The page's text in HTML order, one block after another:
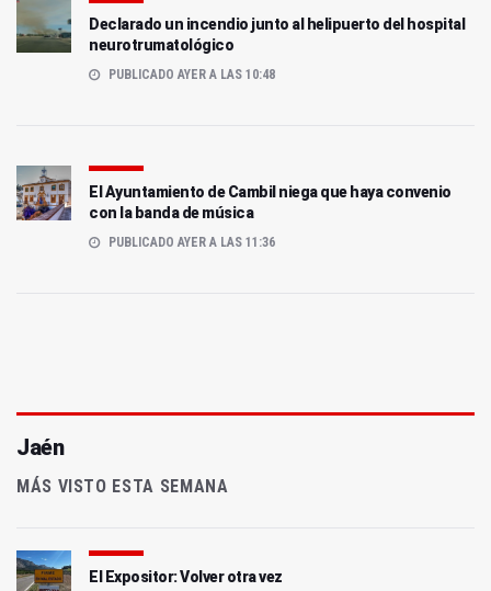
Declarado un incendio junto al helipuerto del hospital
neurotrumatológico
PUBLICADO AYER A LAS 10:48
El Ayuntamiento de Cambil niega que haya convenio
con la banda de música
PUBLICADO AYER A LAS 11:36
Jaén
MÁS VISTO ESTA SEMANA
El Expositor: Volver otra vez